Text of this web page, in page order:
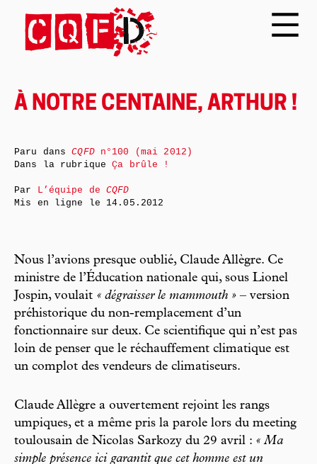
À NOTRE CENTAINE, ARTHUR !
Nous l’avions presque oublié, Claude Allègre. Ce
ministre de l’Éducation nationale qui, sous Lionel
Jospin, voulait « dégraisser le mammouth » – version
préhistorique du non-remplacement d’un
fonctionnaire sur deux. Ce scientifique qui n’est pas
loin de penser que le réchauffement climatique est
un complot des vendeurs de climatiseurs.
Claude Allègre a ouvertement rejoint les rangs
umpiques, et a même pris la parole lors du meeting
toulousain de Nicolas Sarkozy du 29 avril : « Ma
simple présence ici garantit que cet homme est un
Paru dansCQFDn°100 (mai 2012)
Dans la rubriqueÇa brûle !
Par L’équipe deCQFD
Mis en ligne le 14.05.2012